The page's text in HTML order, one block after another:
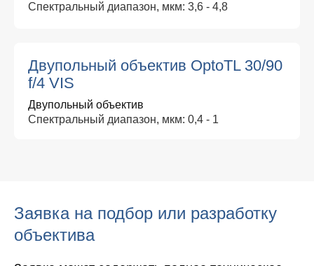
Спектральный диапазон, мкм: 3,6 - 4,8
Двупольный объектив OptoTL 30/90
f/4 VIS
Двупольный объектив
Спектральный диапазон, мкм: 0,4 - 1
Заявка на подбор или разработку
объектива